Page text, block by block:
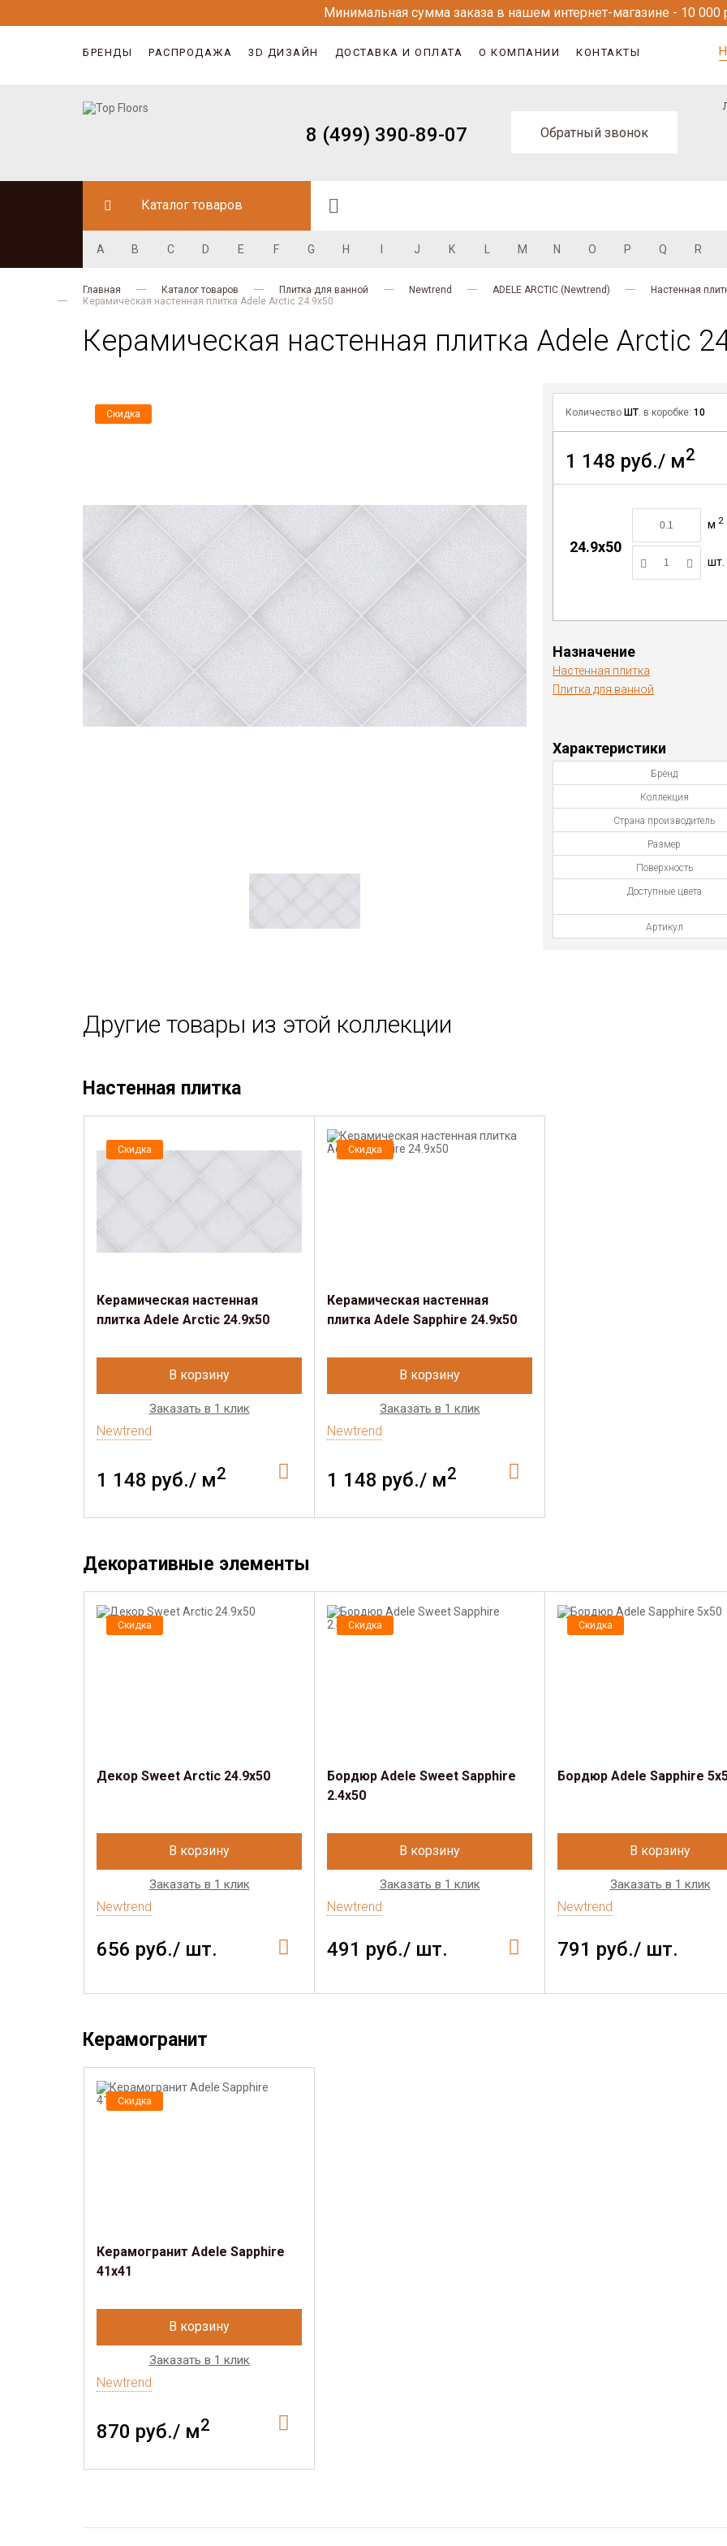
Минимальная сумма заказа в нашем интернет-магазине - 10 000
БРЕНДЫ РАСПРОДАЖА 3D ДИЗАЙН ДОСТАВКА И ОПЛАТА О КОМПАНИИ КОНТАКТЫ
8 (499) 390-89-07 Обратный звонок
Каталог товаров
A B C D E F G H J K M N O P Q R
Главная Каталог товаров Плитка для ванной Newtrend ADELE ARCTIC (Newtrend)
Настенная
Керамическая настенная плитка Adele Arctic 24.9х50
Керамическая настенная плитка Adele Arctic
Скидка Количество ШТ. в коробке:10
1 148 руб./ м2
24.9x50
м 2
шт.
Назначение
Настенная плитка
Плитка для ванной
Характеристики
Бренд
Коллекция
Страна производитель
Размер
Поверхность
Доступные цвета
Артикул
Другие товары из этой коллекции
Настенная плитка
Скидка
Керамическая настенная
плитка Adele Arctic 24.9х50
В корзину
Заказать в 1 клик
Newtrend
1 148 руб./ м2
Скидка
Керамическая настенная
плитка Adele Sapphire 24.9х50
В корзину
Заказать в 1 клик
Newtrend
1 148 руб./ м2
Декоративные элементы
Скидка
Декор Sweet Arctic 24.9х50
В корзину
Заказать в 1 клик
Newtrend
656 руб./ шт.
Скидка
Бордюр Adele Sweet Sapphire
2.4х50
В корзину
Заказать в 1 клик
Newtrend
491 руб./ шт.
Скидка
Бордюр Adele Sapphire
В корзину
Заказать в 1 клик
Newtrend
791 руб./ шт.
Керамогранит
Скидка
Керамогранит Adele Sapphire
41х41
В корзину
Заказать в 1 клик
Newtrend
870 руб./ м2